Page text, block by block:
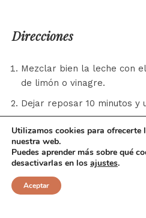
Direcciones
Mezclar bien la leche con
de limón o vinagre.
Dejar reposar 10 minutos y
*No utilizar leche UHT (ultra
descremada, ya que la
altas temperaturas y no sirve
que la segunda no posee la
Utilizamos cookies para ofrecerte
nuestra web.
Puedes aprender más sobre qué
desactivarlas en los ajustes.
Aceptar